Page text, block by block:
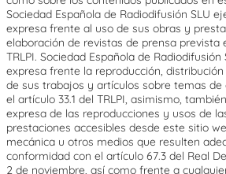
Sociedad Española de Radiodifusión SLU
expresa frente al uso de sus obras y
elaboración de revistas de prensa prevista
TRLPI. Sociedad Española de
expresa frente la reproducción,
de sus trabajos y artículos sobre temas de
el artículo 33.1 del TRLPI, asimismo,
expresa de las reproducciones y usos de
prestaciones accesibles desde este sitio
mecánica u otros medios que resulten
conformidad con el artículo 67.3 del Real
2 de noviembre, así como frente a